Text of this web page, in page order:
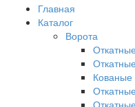
Главная
Каталог
Ворота
Кованые